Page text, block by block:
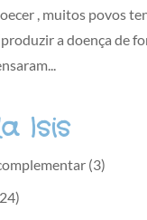
, muitos povos
a doença de
Isis
(3)